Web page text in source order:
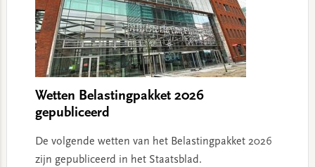
Wetten Belastingpakket 2026
gepubliceerd
De volgende wetten van het Belastingpakket 2026
zijn gepubliceerd in het Staatsblad.